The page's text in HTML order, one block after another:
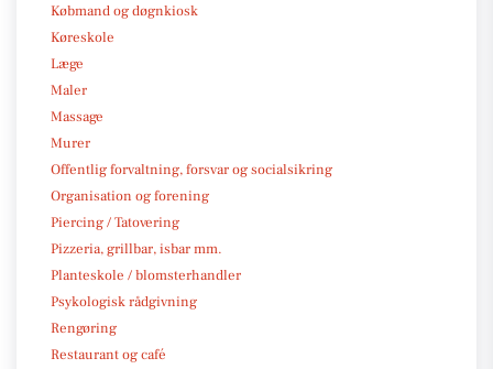
Købmand og døgnkiosk
Køreskole
Læge
Maler
Massage
Murer
Offentlig forvaltning, forsvar og socialsikring
Organisation og forening
Piercing / Tatovering
Pizzeria, grillbar, isbar mm.
Planteskole / blomsterhandler
Psykologisk rådgivning
Rengøring
Restaurant og café